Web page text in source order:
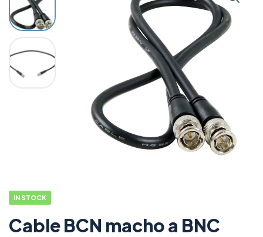
IN STOCK
Cable BCN macho a BNC